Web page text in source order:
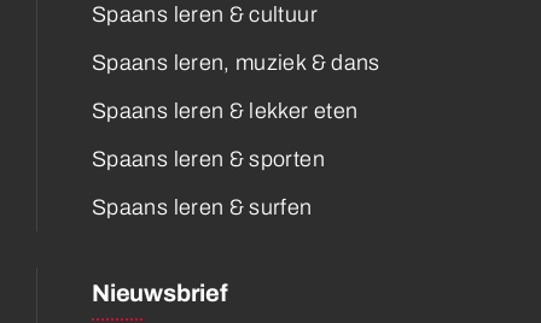
Spaans leren & cultuur
Spaans leren, muziek & dans
Spaans leren & lekker eten
Spaans leren & sporten
Spaans leren & surfen
Nieuwsbrief